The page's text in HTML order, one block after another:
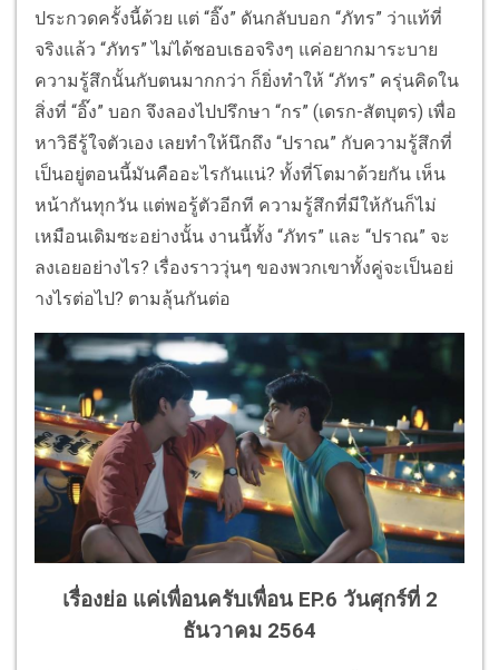
ประกวดครั้งนี้ด้วย แต่ “อิ๊ง” ดันกลับบอก “ภัทร” ว่าแท้ที่
จริงแล้ว “ภัทร” ไม่ได้ชอบเธอจริงๆ แค่อยากมาระบาย
ความรู้สึกนั้นกับตนมากกว่า ก็ยิ่งทำให้ “ภัทร” ครุ่นคิดใน
สิ่งที่ “อิ๊ง” บอก จึงลองไปปรึกษา “กร” (เดรก-สัตบุตร) เพื่อ
หาวิธีรู้ใจตัวเอง เลยทำให้นึกถึง “ปราณ” กับความรู้สึกที่
เป็นอยู่ตอนนี้มันคืออะไรกันแน่? ทั้งที่โตมาด้วยกัน เห็น
หน้ากันทุกวัน แต่พอรู้ตัวอีกที ความรู้สึกที่มีให้กันก็ไม่
เหมือนเดิมซะอย่างนั้น งานนี้ทั้ง “ภัทร” และ “ปราณ” จะ
ลงเอยอย่างไร? เรื่องราววุ่นๆ ของพวกเขาทั้งคู่จะเป็นอย่
างไรต่อไป? ตามลุ้นกันต่อ
เรื่องย่อ แค่เพื่อนครับเพื่อน EP.6 วันศุกร์ที่ 2
ธันวาคม 2564